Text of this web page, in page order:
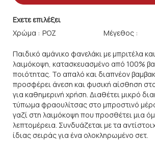
Εχετε επιλέξει
Χρώμα :
Μέγεθος :
Παιδικό αμάνικο φανελάκι με μπριτέλα
λαιμόκοψη, κατασκευασμένο από 100%
ποιότητας. Το απαλό και διαπνέον
προσφέρει άνεση και φυσική αίσθηση
για καθημερινή χρήση. Διαθέτει μικρό
τύπωμα φραουλίτσας στο μπροστινό
γαζί στη λαιμόκοψη που προσθέτει μια
λεπτομέρεια. Συνδυάζεται με τα
ίδιας σειράς για ένα ολοκληρωμένο σετ.